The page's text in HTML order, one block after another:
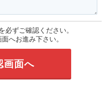
必ずご確認ください。
へお進み下さい。